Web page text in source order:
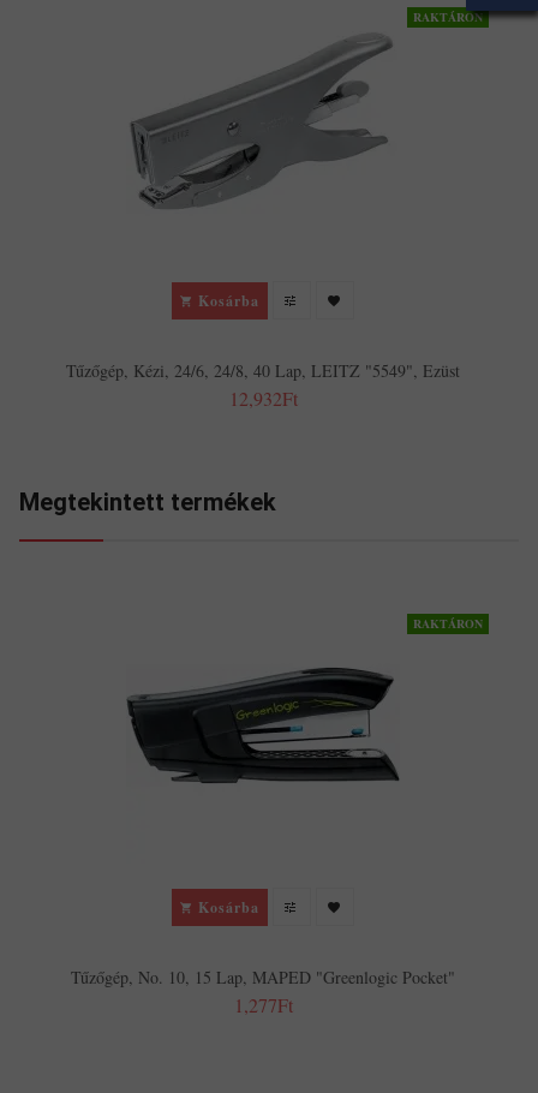
RAKTÁRON
Kosárba
Tűzőgép, Kézi, 24/6, 24/8, 40 Lap, LEITZ "5549", Ezüst
12,932Ft
Megtekintett termékek
RAKTÁRON
Kosárba
Tűzőgép, No. 10, 15 Lap, MAPED "Greenlogic Pocket"
1,277Ft